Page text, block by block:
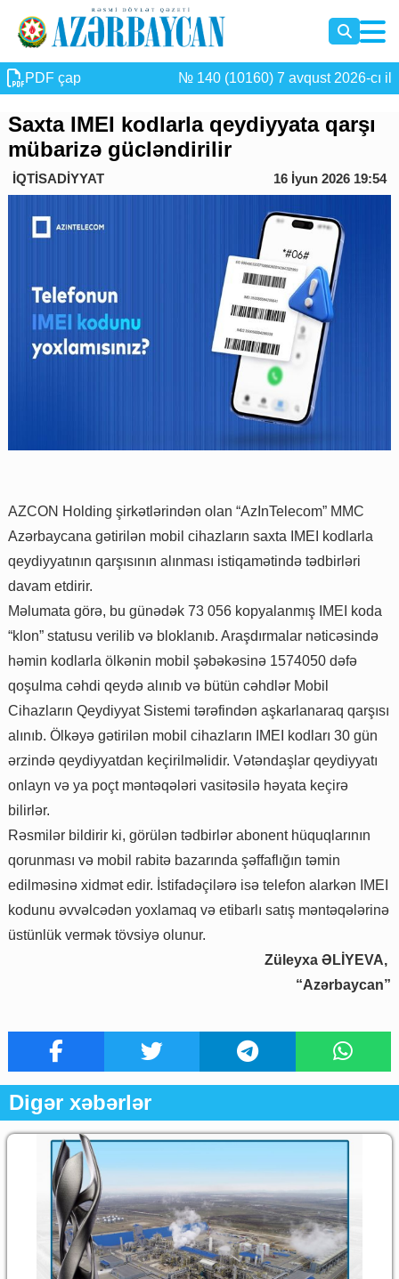
PDF çap № 140 (10160) 7 avqust 2026-cı il
Saxta IMEI kodlarla qeydiyyata qarşı
mübarizə gücləndirilir
İQTİSADİYYAT 16 İyun 2026 19:54
AZCON Holding şirkətlərindən olan “AzInTelecom” MMC
Azərbaycana gətirilən mobil cihazların saxta IMEI kodlarla
qeydiyyatının qarşısının alınması istiqamətində tədbirləri
davam etdirir.
Məlumata görə, bu günədək 73 056 kopyalanmış IMEI koda
“klon” statusu verilib və bloklanıb. Araşdırmalar nəticəsində
həmin kodlarla ölkənin mobil şəbəkəsinə 1574050 dəfə
qoşulma cəhdi qeydə alınıb və bütün cəhdlər Mobil
Cihazların Qeydiyyat Sistemi tərəfindən aşkarlanaraq qarşısı
alınıb. Ölkəyə gətirilən mobil cihazların IMEI kodları 30 gün
ərzində qeydiyyatdan keçirilməlidir. Vətəndaşlar qeydiyyatı
onlayn və ya poçt məntəqələri vasitəsilə həyata keçirə
bilirlər.
Rəsmilər bildirir ki, görülən tədbirlər abonent hüquqlarının
qorunması və mobil rabitə bazarında şəffaflığın təmin
edilməsinə xidmət edir. İstifadəçilərə isə telefon alarkən IMEI
kodunu əvvəlcədən yoxlamaq və etibarlı satış məntəqələrinə
üstünlük vermək tövsiyə olunur.
Züleyxa ƏLİYEVA,
“Azərbaycan”
Digər xəbərlər